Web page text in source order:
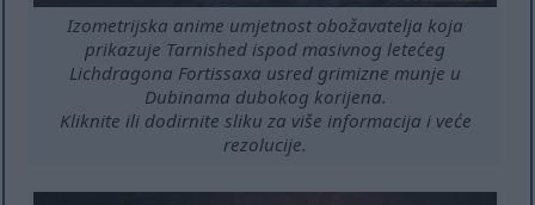
Izometrijska anime umjetnost obožavatelja koja
prikazuje Tarnished ispod masivnog letećeg
Lichdragona Fortissaxa usred grimizne munje u
Dubinama dubokog korijena.
Kliknite ili dodirnite sliku za više informacija i veće
rezolucije.